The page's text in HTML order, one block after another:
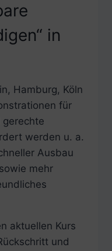
in
Hamburg, Köln
für
gerechte
werden u. a.
Ausbau
mehr
aktuellen Kurs
und